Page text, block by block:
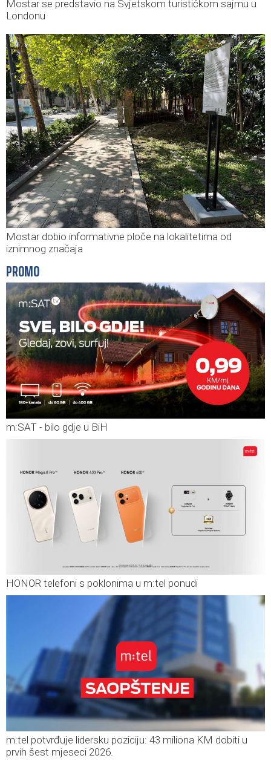
Mostar se predstavio na Svjetskom turističkom sajmu u
Londonu
Mostar dobio informativne ploče na lokalitetima od
iznimnog značaja
PROMO
m:SAT - bilo gdje u BiH
HONOR telefoni s poklonima u m:tel ponudi
m:tel potvrđuje lidersku poziciju: 43 miliona KM dobiti u
prvih šest mjeseci 2026.